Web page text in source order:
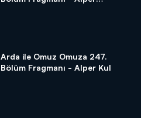
Arda ile Omuz Omuza 247.
Bölüm Fragmanı - Alper Kul